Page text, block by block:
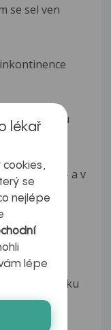
se sel ven
stresovou
jsem 5 dětí - a v
drobná
v pořádku
lékař
se
nejlépe
lépe